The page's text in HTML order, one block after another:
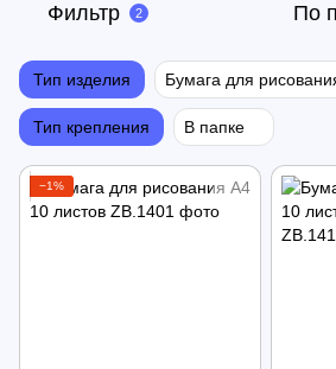
Фильтр 2 По
Тип изделия Бумага для
Тип крепления В папке
−1%